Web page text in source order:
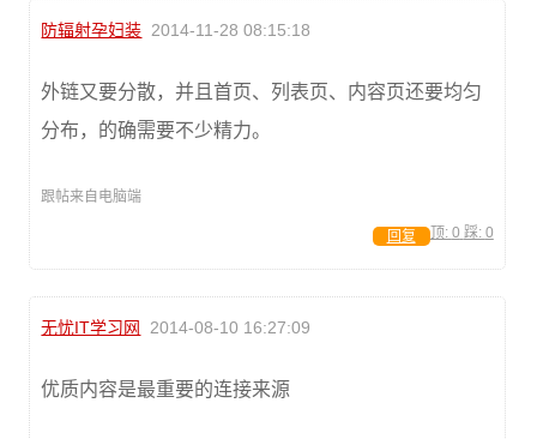
防辐射孕妇装 2014-11-28 08:15:18
外链又要分散，并且首页、列表页、内容页还要均匀
分布，的确需要不少精力。
跟帖来自电脑端
顶: 0 踩: 0
回复
无忧IT学习网 2014-08-10 16:27:09
优质内容是最重要的连接来源